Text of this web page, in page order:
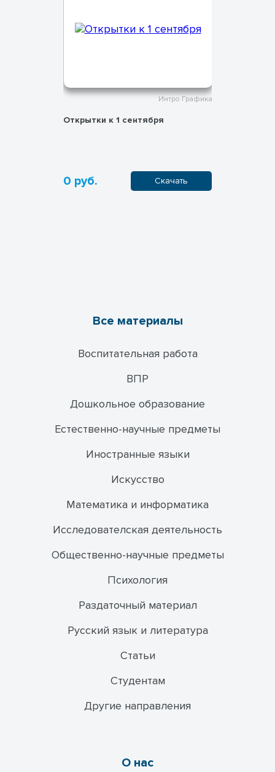
Интро Графика
Открытки к 1 сентября
0 руб. Скачать
Все материалы
Воспитательная работа
ВПР
Дошкольное образование
Естественно-научные предметы
Иностранные языки
Искусство
Математика и информатика
Исследователская деятельность
Общественно-научные предметы
Психология
Раздаточный материал
Русский язык и литература
Статьи
Студентам
Другие направления
О нас